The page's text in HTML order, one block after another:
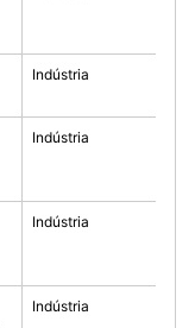
Indústria
Indústria
Indústria
Indústria